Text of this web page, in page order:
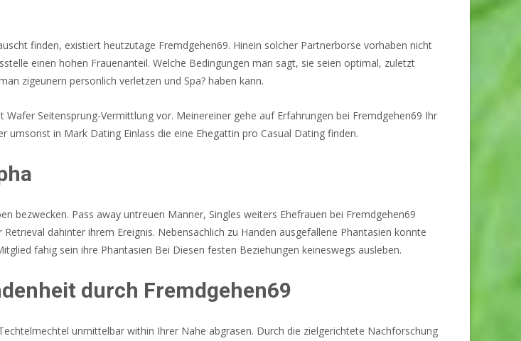
finden, existiert heutzutage Fremdgehen69. Hinein solcher Partnerborse vorhaben nicht
einen hohen Frauenanteil. Welche Bedingungen man sagt, sie seien optimal, zuletzt
zigeunern personlich verletzen und Spa? haben kann.
Seitensprung-Vermittlung vor. Meinereiner gehe auf Erfahrungen bei Fremdgehen69 Ihr
in Mark Dating Einlass die eine Ehegattin pro Casual Dating finden.
bezwecken. Pass away untreuen Manner, Singles weiters Ehefrauen bei Fremdgehen69
dahinter ihrem Ereignis. Nebensachlich zu Handen ausgefallene Phantasien konnte
fahig sein ihre Phantasien Bei Diesen festen Beziehungen keineswegs ausleben.
durch Fremdgehen69
unmittelbar within Ihrer Nahe abgrasen. Durch die zielgerichtete Nachforschung